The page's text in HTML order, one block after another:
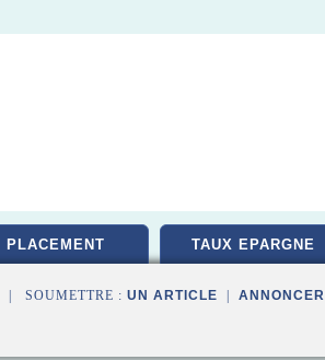
PLACEMENT TAUX EPARGNE
| SOUMETTRE : UN ARTICLE ANNONCER